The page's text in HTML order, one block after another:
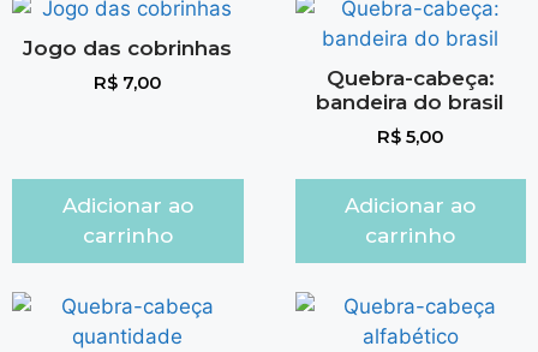
Jogo das cobrinhas
R$ 7,00
Adicionar ao
carrinho
Quebra-cabeça:
bandeira do brasil
R$ 5,00
Adicionar ao
carrinho